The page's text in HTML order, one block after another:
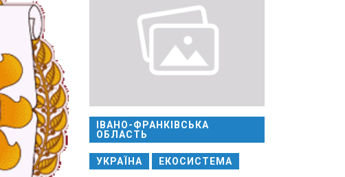
ІВАНО-ФРАНКІВСЬКА
ОБЛАСТЬ
УКРАЇНА ЕКОСИСТЕМА